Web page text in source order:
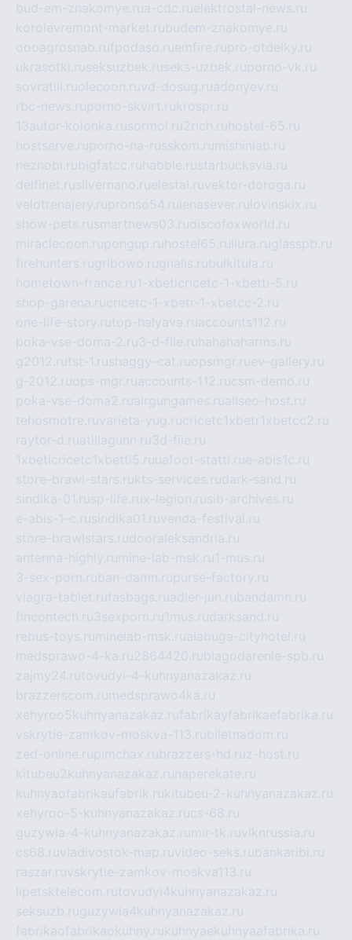
bud-em-znakomye.rua-cdc.ruelektrostal-news.ru
korolevremont-market.rubudem-znakomye.ru
oooagrosnab.rufpodaso.ruemfire.rupro-otdelky.ru
ukrasotki.ruseksuzbek.ruseks-uzbek.ruporno-vk.ru
sovratili.ruolecoon.ruvd-dosug.ruadonyev.ru
rbc-news.ruporno-skvirt.rukrospr.ru
13autor-kolonka.rusormol.ru2rich.ru hostel-65.ru
hostserve.ruporno-na-russkom.ru mishinlab.ru
neznobi.rubigfatcc.ru habble.rustarbucksvia.ru
delfinet.rusilvernano.ruelestal.ruvektor-doroga.ru
velotrenajery.rupronso54.ru lenasever.ru lovinskix.ru
show-pets.rusmartnews03.rudiscofoxworld.ru
miraclecoon.rupongup.ru hostel65.ru liura.ruglasspb.ru
firehunters.rugribowo.rugnalis.rubulkitula.ru
hometown-france.ru1-xbeticricetc-1-xbetti-5.ru
shop-garena.rucricetc-1-xbetr-1-xbetcc-2.ru
one-life-story.rutop-halyava.ruaccounts112.ru
poka-vse-doma-2.ru3-d-file.ru hahahaharms.ru
g2012.rutst-1.rushaggy-cat.ruopsmgr.ruev-gallery.ru
g-2012.ruops-mgr.ruaccounts-112.rucsm-demo.ru
poka-vse-doma2.ruairgungames.ruallseo-host.ru
tehosmotre.ruvarieta-yug.rucricetc1xbetr1xbetcc2.ru
raytor-d.ruatillagunn.ru3d-file.ru
1xbeticricetc1xbetti5.ruuafoot-statti.rue-abis1c.ru
store-brawl-stars.rukts-services.rudark-sand.ru
sindika-01.rusp-life.rux-legion.rusib-archives.ru
e-abis-1-c.rusindika01.ruvenda-festival.ru
store-brawlstars.rudooraleksandria.ru
antenna-highly.ru mine-lab-msk.ru1-mus.ru
3-sex-porn.ruban-damn.rupurse-factory.ru
viagra-tablet.rufasbags.ruadler-jun.rubandamn.ru
fincontech.ru3sexporn.ru1mus.rudarksand.ru
rebus-toys.ru minelab-msk.rualabuga-cityhotel.ru
medsprawo-4-ka.ru2864420.rublagodarenie-spb.ru
zajmy24.rutovudyi-4-kuhnyanazakaz.ru
brazzerscom.ru medsprawo4ka.ru
xehyroo5kuhnyanazakaz.rufabrikayfabrikaefabrika.ru
vskrytie-zamkov-moskva-113.rubiletnadom.ru
zed-online.rupimchax.rubrazzers-hd.ruz-host.ru
kitubeu2kuhnyanazakaz.ru naperekate.ru
kuhnyaofabrikaufabrik.rukitubeu-2-kuhnyanazakaz.ru
xehyroo-5-kuhnyanazakaz.rucs-68.ru
guzywia-4-kuhnyanazakaz.ru mir-tk.ruvlknrussia.ru
cs68.ruvladivostok-map.ruvideo-seks.rubankaribi.ru
raszar.ruvskrytie-zamkov-moskva113.ru
lipetsktelecom.rutovudyi4kuhnyanazakaz.ru
seksuzb.ruguzywia4kuhnyanazakaz.ru
fabrikaofabrikaokuhny.rukuhnyaekuhnyaafabrika.ru